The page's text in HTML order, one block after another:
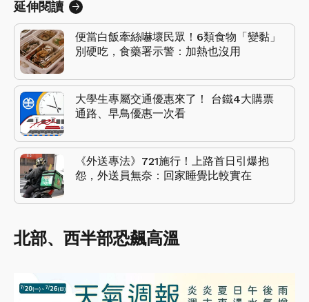
延伸閱讀
便當白飯牽絲嚇壞民眾！6類食物「變黏」
別硬吃，食藥署示警：加熱也沒用
大學生專屬交通優惠來了！ 台鐵4大購票
通路、早鳥優惠一次看
《外送專法》721施行！上路首日引爆抱
怨，外送員無奈：回家睡覺比較實在
北部、西半部恐飆高溫